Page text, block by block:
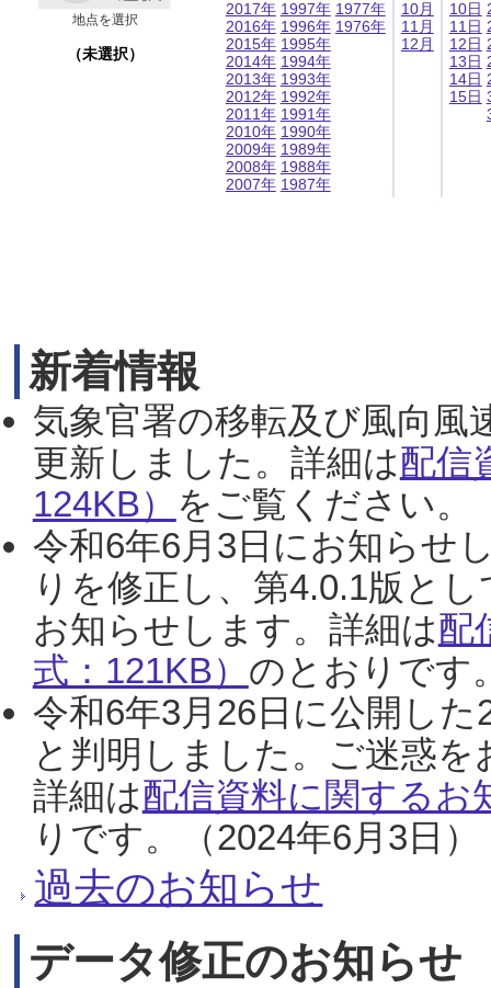
地点を選択
（未選択）
2017年
2016年
2015年
2014年
2013年
2012年
2011年
2010年
2009年
2008年
2007年
1997年
1996年
1995年
1994年
1993年
1992年
1991年
1990年
1989年
1988年
1987年
1977年
1976年
10月
11月
12月
10日
11日
12日
13日
14日
15日
新着情報
気象官署の移転及び風向風
更新しました。詳細は配信
124KB） をご覧ください。
令和6年6月3日にお知らせ
りを修正し、第4.0.1版と
お知らせします。詳細は配
式：121KB） のとおりです
令和6年3月26日に公開し
と判明しました。ご迷惑
詳細は配信資料に関するお
りです。（2024年6月3日）
過去のお知らせ
データ修正のお知らせ